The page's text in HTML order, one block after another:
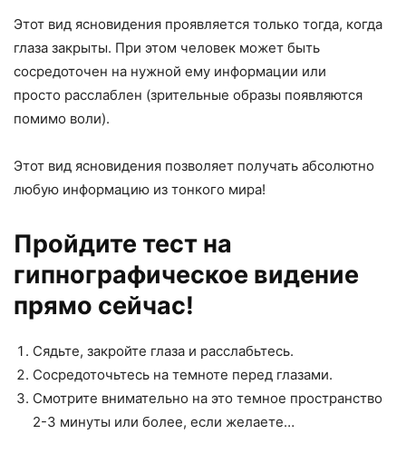
Этот вид ясновидения проявляется только тогда, когда
глаза закрыты. При этом человек может быть
сосредоточен на нужной ему информации или
просто расслаблен (зрительные образы появляются
помимо воли).
Этот вид ясновидения позволяет получать абсолютно
любую информацию из тонкого мира!
Пройдите тест на
гипнографическое видение
прямо сейчас!
Сядьте, закройте глаза и расслабьтесь.
Сосредоточьтесь на темноте перед глазами.
Смотрите внимательно на это темное пространство
2-3 минуты или более, если желаете…